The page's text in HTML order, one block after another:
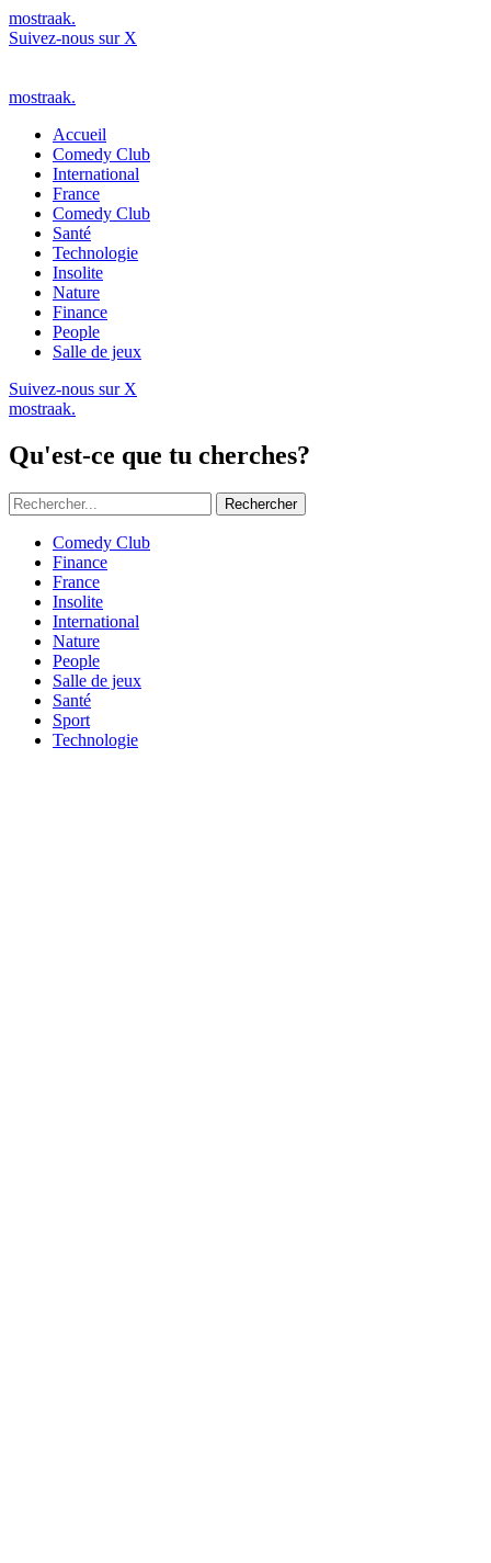
mostraak.
Suivez-nous sur X
mostraak.
Accueil
Comedy Club
International
France
Comedy Club
Santé
Technologie
Insolite
Nature
Finance
People
Salle de jeux
Suivez-nous sur X
mostraak.
Qu'est-ce que tu cherches?
Rechercher
Comedy Club
Finance
France
Insolite
International
Nature
People
Salle de jeux
Santé
Sport
Technologie